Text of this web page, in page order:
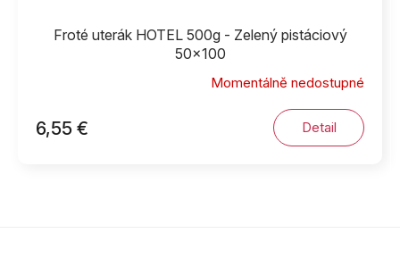
Froté uterák HOTEL 500g - Zelený pistáciový
50x100
Momentálně nedostupné
6,55 € Detail